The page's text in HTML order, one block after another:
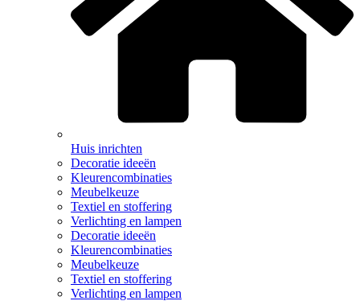
Huis inrichten
Decoratie ideeën
Kleurencombinaties
Meubelkeuze
Textiel en stoffering
Verlichting en lampen
Decoratie ideeën
Kleurencombinaties
Meubelkeuze
Textiel en stoffering
Verlichting en lampen